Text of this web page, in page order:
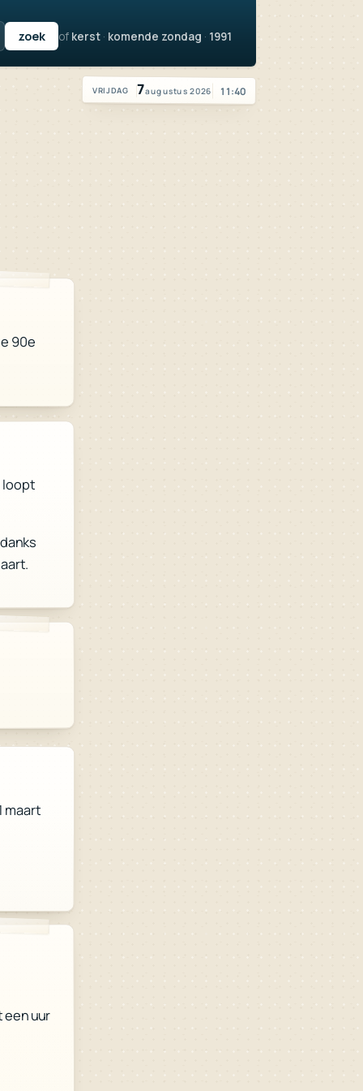
Vandaag is het vrijdag 7 augustus 2026
VRIJDAG 7augustus 2026 11:40
90e
loopt
maart
een uur
of kerst · komende zondag · 1991